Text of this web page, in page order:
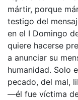
mártir, porque
testigo del
en el I Domingo
quiere hacerse
a anunciar su
humanidad. Solo
pecado, del mal,
—él fue víctima